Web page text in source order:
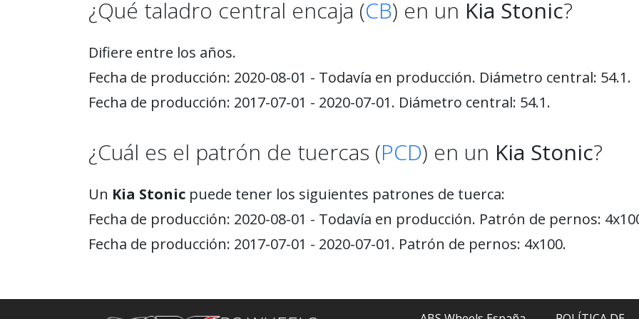
¿Qué taladro central encaja (CB) en un Kia Stonic?
Difiere entre los años.
Fecha de producción: 2020-08-01 - Todavía en producción. Diámetro central: 54.1.
Fecha de producción: 2017-07-01 - 2020-07-01. Diámetro central: 54.1.
¿Cuál es el patrón de tuercas (PCD) en un Kia Stonic?
Un Kia Stonic puede tener los siguientes patrones de tuerca:
Fecha de producción: 2020-08-01 - Todavía en producción. Patrón de pernos:
Fecha de producción: 2017-07-01 - 2020-07-01. Patrón de pernos: 4x100.